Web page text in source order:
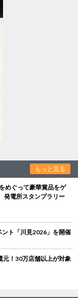
もっと見る
めぐって豪華賞品をゲ
発電所スタンプラリー
ト「川見2026」を開催
元！30万店舗以上が対象